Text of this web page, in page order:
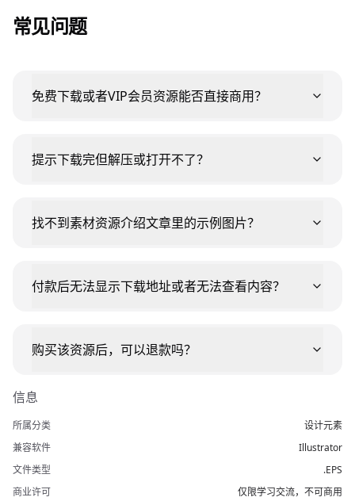
常见问题
免费下载或者VIP会员资源能否直接商用？
提示下载完但解压或打开不了？
找不到素材资源介绍文章里的示例图片？
付款后无法显示下载地址或者无法查看内容？
购买该资源后，可以退款吗？
信息
所属分类
设计元素
兼容软件
Illustrator
文件类型
.EPS
商业许可
仅限学习交流，不可商用